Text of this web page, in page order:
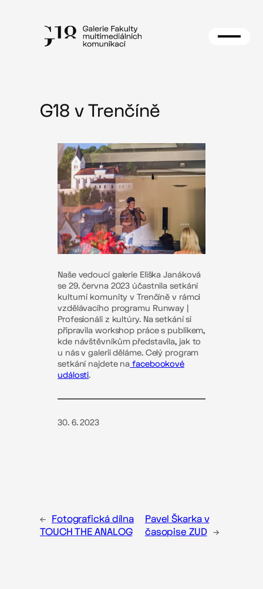
G18 v Trenčíně
Naše vedoucí galerie Eliška Janáková
se 29. června 2023 účastnila setkání
kulturní komunity v Trenčíně v rámci
vzdělávacího programu Runway |
Profesionáli z kultúry. Na setkání si
připravila workshop práce s publikem,
kde návštěvníkům představila, jak to
u nás v galerii děláme. Celý program
setkání najdete na facebookové
události.
30. 6. 2023
← Fotografická dílna
TOUCH THE ANALOG
Pavel Škarka v
časopise ZUD →